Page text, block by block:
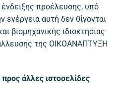
προέλευσης, υπό
ενέργεια αυτή δεν θίγονται
βιομηχανικής ιδιοκτησίας
της ΟΙΚΟΑΝΑΠΤΥΞΗ
άλλες ιστοσελίδες